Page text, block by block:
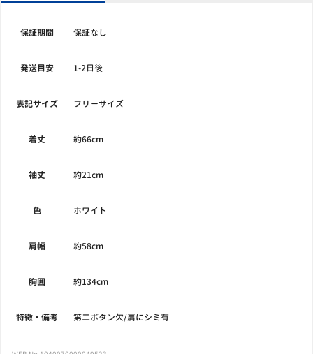
保証期間 保証なし
発送目安 1-2日後
表記サイズ フリーサイズ
着丈 約66cm
袖丈 約21cm
色 ホワイト
肩幅 約58cm
胸囲 約134cm
特徴・備考 第二ボタン欠/肩にシミ有